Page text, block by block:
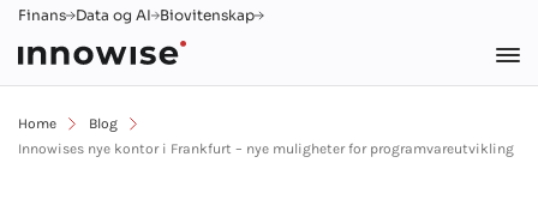
Finans Data og AI Biovitenskap
Home
Blog
Innowises nye kontor i Frankfurt – nye muligheter for programvareutvikling